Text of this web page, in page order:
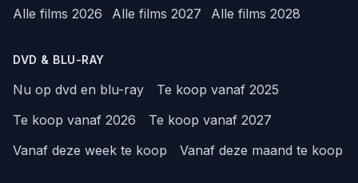
Alle films 2026
Alle films 2027 Alle films 2028
DVD & BLU-RAY
Nu op dvd en blu-ray
Te koop vanaf 2025
Te koop vanaf 2026
Te koop vanaf 2027
Vanaf deze week te koop
Vanaf deze maand te koop